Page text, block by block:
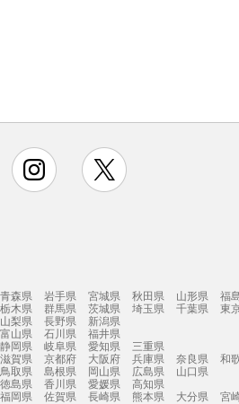
instagram
青森県 岩手県 宮城県 秋田県 山形県
福
栃木県 群馬県 茨城県 埼玉県 千葉県 東
山梨県 長野県
新潟県
富山県 石川県
福井県
静岡県 岐阜県 愛知県
三重県
滋賀県 京都府 大阪府 兵庫県 奈良県
和
鳥取県 島根県 岡山県 広島県
山口県
徳島県 香川県 愛媛県
高知県
福岡県 佐賀県 長崎県 熊本県 大分県 宮